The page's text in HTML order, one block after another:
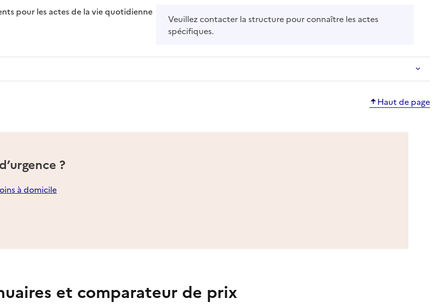
pour les actes de la vie quotidienne
Veuillez contacter la structure pour connaître les actes
spécifiques.
Haut de page
?
à domicile
et comparateur de prix